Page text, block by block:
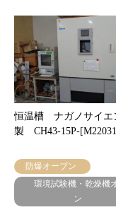
恒温槽 ナガノサイエ
製 CH43-15P-
防爆オーブン
環境試験機・乾燥機
ン